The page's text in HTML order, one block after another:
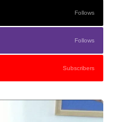
Follows
Follows
Subscribers